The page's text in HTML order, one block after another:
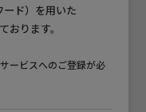
ド）を用いた
おります。
ービスへのご登録が必